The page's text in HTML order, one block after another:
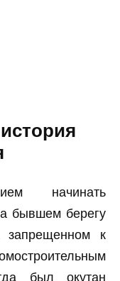
начинать
бывшем берегу
запрещенном к
был окутан